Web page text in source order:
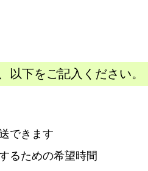
以下をご記入ください。
できます
るための希望時間